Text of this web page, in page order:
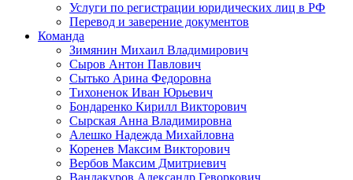
Услуги по регистрации юридических лиц в РФ
Перевод и заверение документов
Команда
Зимянин Михаил Владимирович
Сыров Антон Павлович
Сытько Арина Федоровна
Тихоненок Иван Юрьевич
Бондаренко Кирилл Викторович
Сырская Анна Владимировна
Алешко Надежда Михайловна
Коренев Максим Викторович
Вербов Максим Дмитриевич
Вандакуров Александр Геворкович